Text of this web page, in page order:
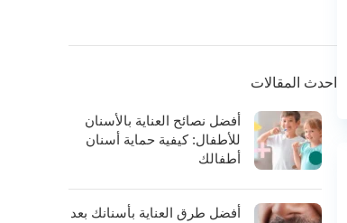
احدث المقالات
أفضل نصائح العناية بالأسنان
للأطفال: كيفية حماية أسنان
أطفالك
أفضل طرق العناية بأسنانك بعد